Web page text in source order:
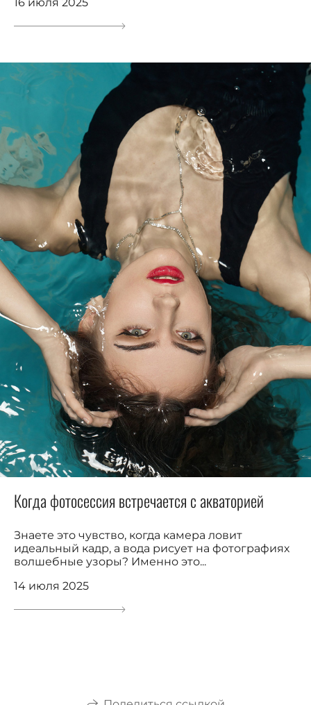
16 июля 2025
Когда фотосессия встречается с акваторией
Знаете это чувство, когда камера ловит
идеальный кадр, а вода рисует на фотографиях
волшебные узоры? Именно это...
14 июля 2025